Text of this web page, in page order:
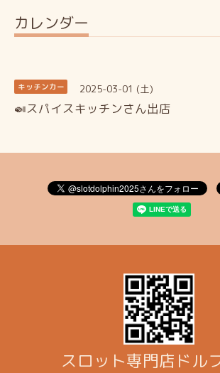
カレンダー
キッチンカー 2025-03-01 (土)
🍛スパイスキッチンさん出店
スロット専門店ドル